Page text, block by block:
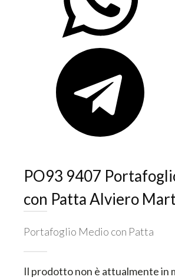
PO93 9407
con Patta Alviero
Portafoglio Medio con Patta
ESTERNO
Il prodotto non è attualmente in